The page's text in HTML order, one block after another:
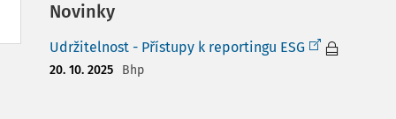
Novinky
Udržitelnost - Přístupy k reportingu ESG
20. 10. 2025 Bhp